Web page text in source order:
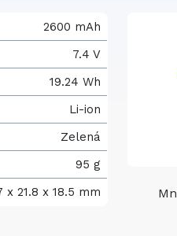
2600 mAh
7.4 V
19.24 Wh
Li-ion
Zelená
95 g
x 21.8 x 18.5 mm